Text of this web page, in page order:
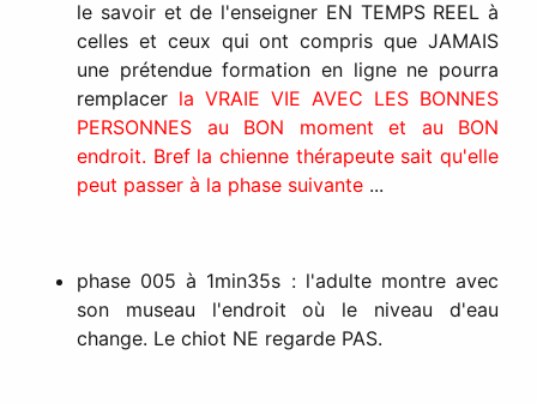
le savoir et de l'enseigner EN TEMPS REEL à
celles et ceux qui ont compris que JAMAIS
une prétendue formation en ligne ne pourra
remplacer la VRAIE VIE AVEC LES BONNES
PERSONNES au BON moment et au BON
endroit. Bref la chienne thérapeute sait qu'elle
peut passer à la phase suivante ...
phase 005 à 1min35s : l'adulte montre avec
son museau l'endroit où le niveau d'eau
change. Le chiot NE regarde PAS.